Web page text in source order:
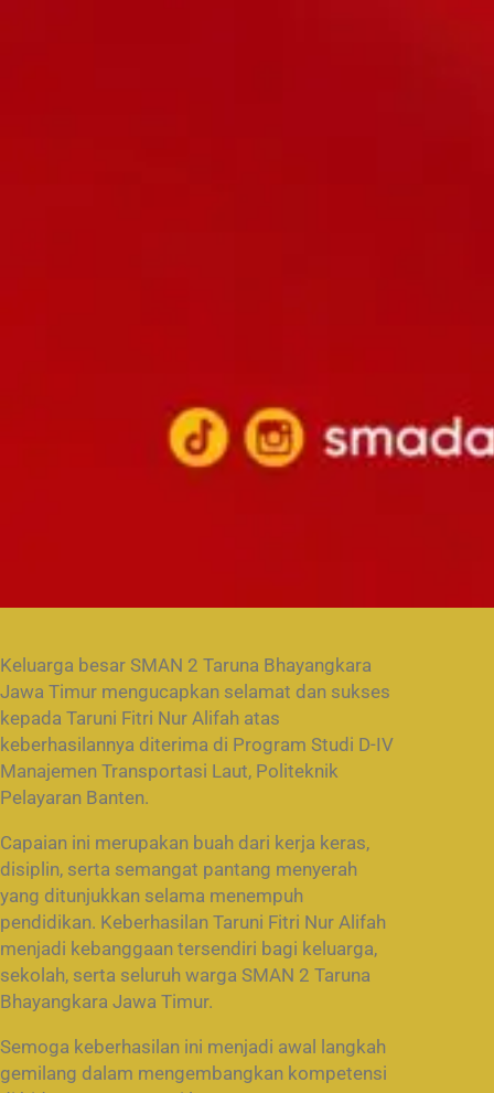
Keluarga besar SMAN 2 Taruna Bhayangkara
Jawa Timur mengucapkan selamat dan sukses
kepada Taruni Fitri Nur Alifah atas
keberhasilannya diterima di Program Studi D-IV
Manajemen Transportasi Laut, Politeknik
Pelayaran Banten.
Capaian ini merupakan buah dari kerja keras,
disiplin, serta semangat pantang menyerah
yang ditunjukkan selama menempuh
pendidikan. Keberhasilan Taruni Fitri Nur Alifah
menjadi kebanggaan tersendiri bagi keluarga,
sekolah, serta seluruh warga SMAN 2 Taruna
Bhayangkara Jawa Timur.
Semoga keberhasilan ini menjadi awal langkah
gemilang dalam mengembangkan kompetensi